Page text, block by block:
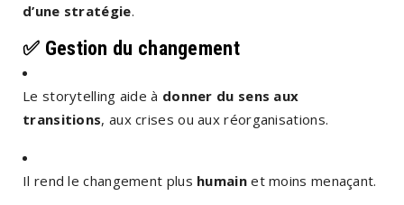
d’une stratégie.
✅ Gestion du changement
Le storytelling aide à donner du sens aux
transitions, aux crises ou aux réorganisations.
Il rend le changement plus humainet moins menaçant.